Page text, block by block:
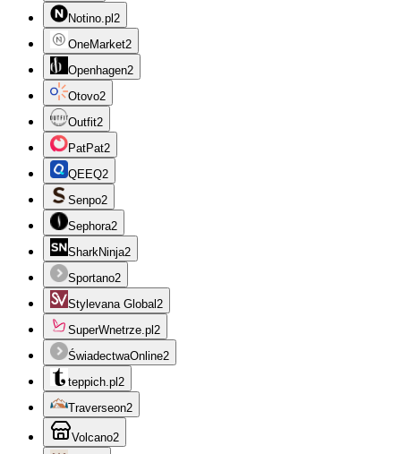
Notino.pl 2
OneMarket2
Openhagen2
Otovo2
Outfit2
PatPat2
QEEQ2
Senpo2
Sephora2
SharkNinja2
Sportano2
Stylevana Global 2
SuperWnetrze.pl 2
ŚwiadectwaOnline2
teppich.pl 2
Traverseon2
Volcano2